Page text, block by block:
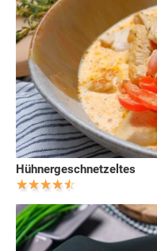
Hühnergeschnetzeltes